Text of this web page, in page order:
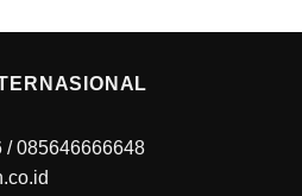
/ 085646666648